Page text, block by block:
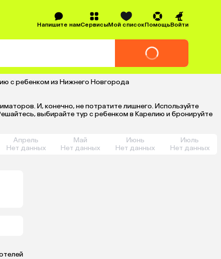
Напишите намСервисыМой списокПомощьВойти
с ребенком из Нижнего Новгорода
И, конечно, не потратите лишнего. Используйте
выбирайте тур с ребенком в Карелию и бронируйте
Апрель
Нет данных
Май
Нет данных
Июнь
Нет данных
Июль
Нет данных